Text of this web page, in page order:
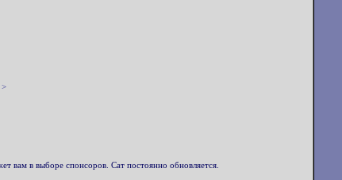
вам в выборе спонсоров. Сат постоянно обновляется.